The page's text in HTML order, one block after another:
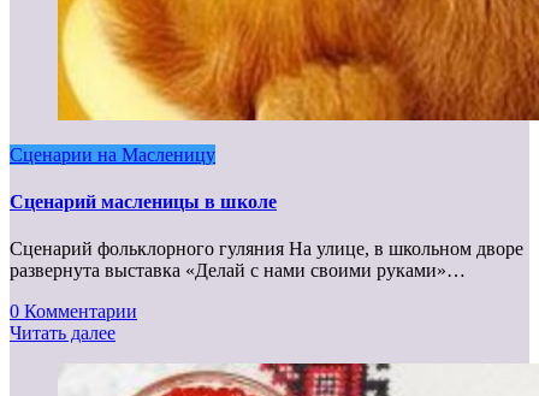
Сценарии на Масленицу
Сценарий масленицы в школе
Сценарий фольклорного гуляния На улице, в школьном дворе
развернута выставка «Делай с нами своими руками»…
0 Комментарии
Читать далее